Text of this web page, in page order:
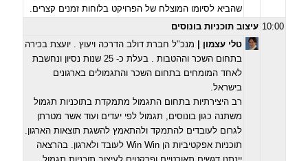
שהביא לסיומו המוצלח של הפרויקט בלוחות זמנים קצרים.
10:00 עיצוב תוכניות בונוסים
טלי עצמון |
מנכ"ל חברת דולב הדרכה ויעוץ . יועצת בכירה
בתחום השכר וההטבות . בעלת כ- 25 שנות נסיון ונחשבת
לאחד המומחים בתחום השכר והתגמולים בארגונים
בישראל.
רב היצירתיות בתחום התגמול מתמקדת בתוכניות תגמול
משתנה כגון בונוסים, תגמול לפי יעדים ועוד אשר מטרתן
לגרום לעובדים להתמקד ולהתאמץ להשגת תוצאות הארגון.
תוכניות אפקטיביות הן Win Win לעובד ולארגון. בהרצאה